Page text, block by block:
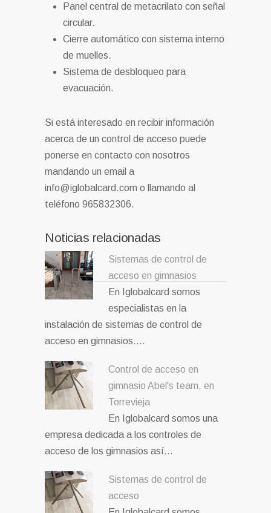
Panel central de metacrilato con señal
circular.
Cierre automático con sistema interno
de muelles.
Sistema de desbloqueo para
evacuación.
Si está interesado en recibir información
acerca de un control de acceso puede
ponerse en contacto con nosotros
mandando un email a
info@iglobalcard.com o llamando al
teléfono 965832306.
Noticias relacionadas
Sistemas de control de
acceso en gimnasios
En Iglobalcard somos
especialistas en la
instalación de sistemas de control de
acceso en gimnasios.…
Control de acceso en
gimnasio Abel's team, en
Torrevieja
En Iglobalcard somos una
empresa dedicada a los controles de
acceso de los gimnasios así…
Sistemas de control de
acceso